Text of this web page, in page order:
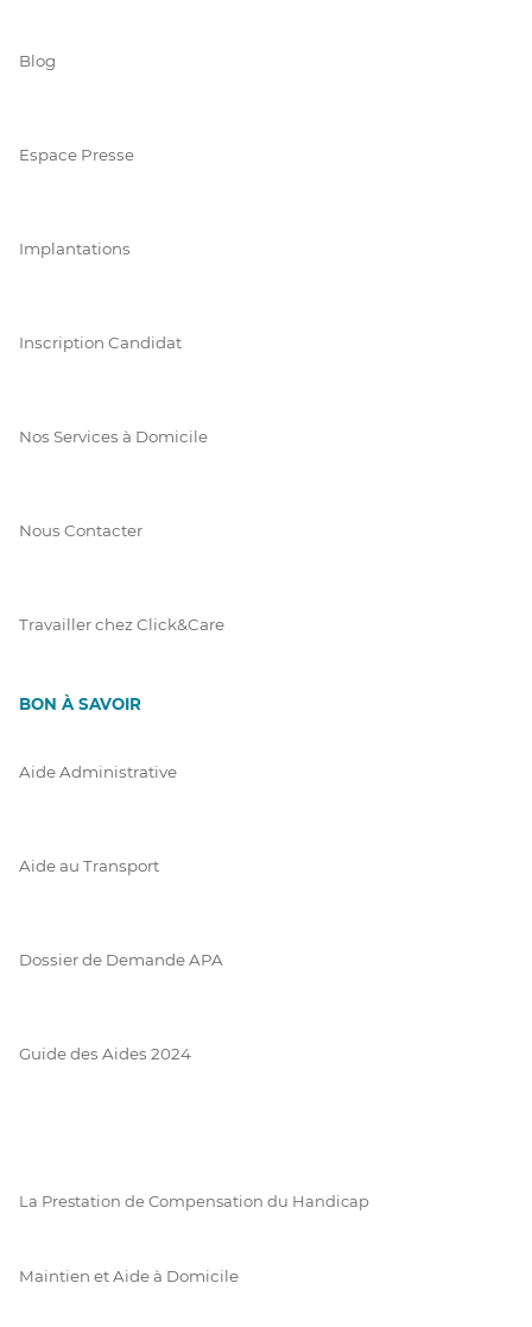
Blog
Espace Presse
Implantations
Inscription Candidat
Nos Services à Domicile
Nous Contacter
Travailler chez Click&Care
BON À SAVOIR
Aide Administrative
Aide au Transport
Dossier de Demande APA
Guide des Aides 2024
La Prestation de Compensation du Handicap
Maintien et Aide à Domicile